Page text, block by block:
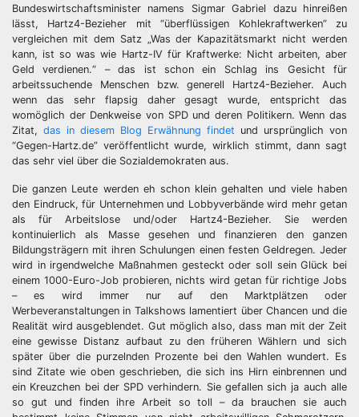
Bundeswirtschaftsminister namens Sigmar Gabriel dazu hinreißen
lässt, Hartz4-Bezieher mit “überflüssigen Kohlekraftwerken” zu
vergleichen mit dem Satz „Was der Kapazitätsmarkt nicht werden
kann, ist so was wie Hartz-IV für Kraftwerke: Nicht arbeiten, aber
Geld verdienen.“ – das ist schon ein Schlag ins Gesicht für
arbeitssuchende Menschen bzw. generell Hartz4-Bezieher. Auch
wenn das sehr flapsig daher gesagt wurde, entspricht das
womöglich der Denkweise von SPD und deren Politikern. Wenn das
Zitat, das in diesem Blog Erwähnung findet und ursprünglich von
“Gegen-Hartz.de” veröffentlicht wurde, wirklich stimmt, dann sagt
das sehr viel über die Sozialdemokraten aus.
Die ganzen Leute werden eh schon klein gehalten und viele haben
den Eindruck, für Unternehmen und Lobbyverbände wird mehr getan
als für Arbeitslose und/oder Hartz4-Bezieher. Sie werden
kontinuierlich als Masse gesehen und finanzieren den ganzen
Bildungsträgern mit ihren Schulungen einen festen Geldregen. Jeder
wird in irgendwelche Maßnahmen gesteckt oder soll sein Glück bei
einem 1000-Euro-Job probieren, nichts wird getan für richtige Jobs
– es wird immer nur auf den Marktplätzen oder
Werbeveranstaltungen in Talkshows lamentiert über Chancen und die
Realität wird ausgeblendet. Gut möglich also, dass man mit der Zeit
eine gewisse Distanz aufbaut zu den früheren Wählern und sich
später über die purzelnden Prozente bei den Wahlen wundert. Es
sind Zitate wie oben geschrieben, die sich ins Hirn einbrennen und
ein Kreuzchen bei der SPD verhindern. Sie gefallen sich ja auch alle
so gut und finden ihre Arbeit so toll – da brauchen sie auch